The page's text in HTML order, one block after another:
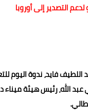
التصدير إلى أوروبا
فايد، ندوة اليوم
عبد الله، رئيس هيئة